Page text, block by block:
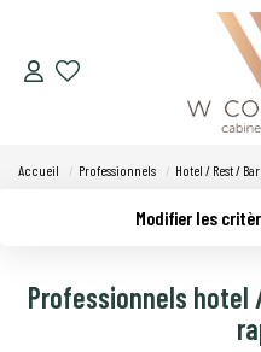
Accueil Professionnels Hotel / Rest / Bar
Modifier les
Type de bien
Professionnels